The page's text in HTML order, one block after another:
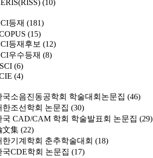
(10)
등재 (181)
(15)
등재후보 (12)
우수등재 (8)
(6)
(4)
국소음진동공학회 학술대회논문집 (46)
한조선학회 논문집 (30)
국 CAD/CAM 학회 학술발표회 논문집 (29)
文集 (22)
한기계학회 춘추학술대회 (18)
국CDE학회 논문집 (17)